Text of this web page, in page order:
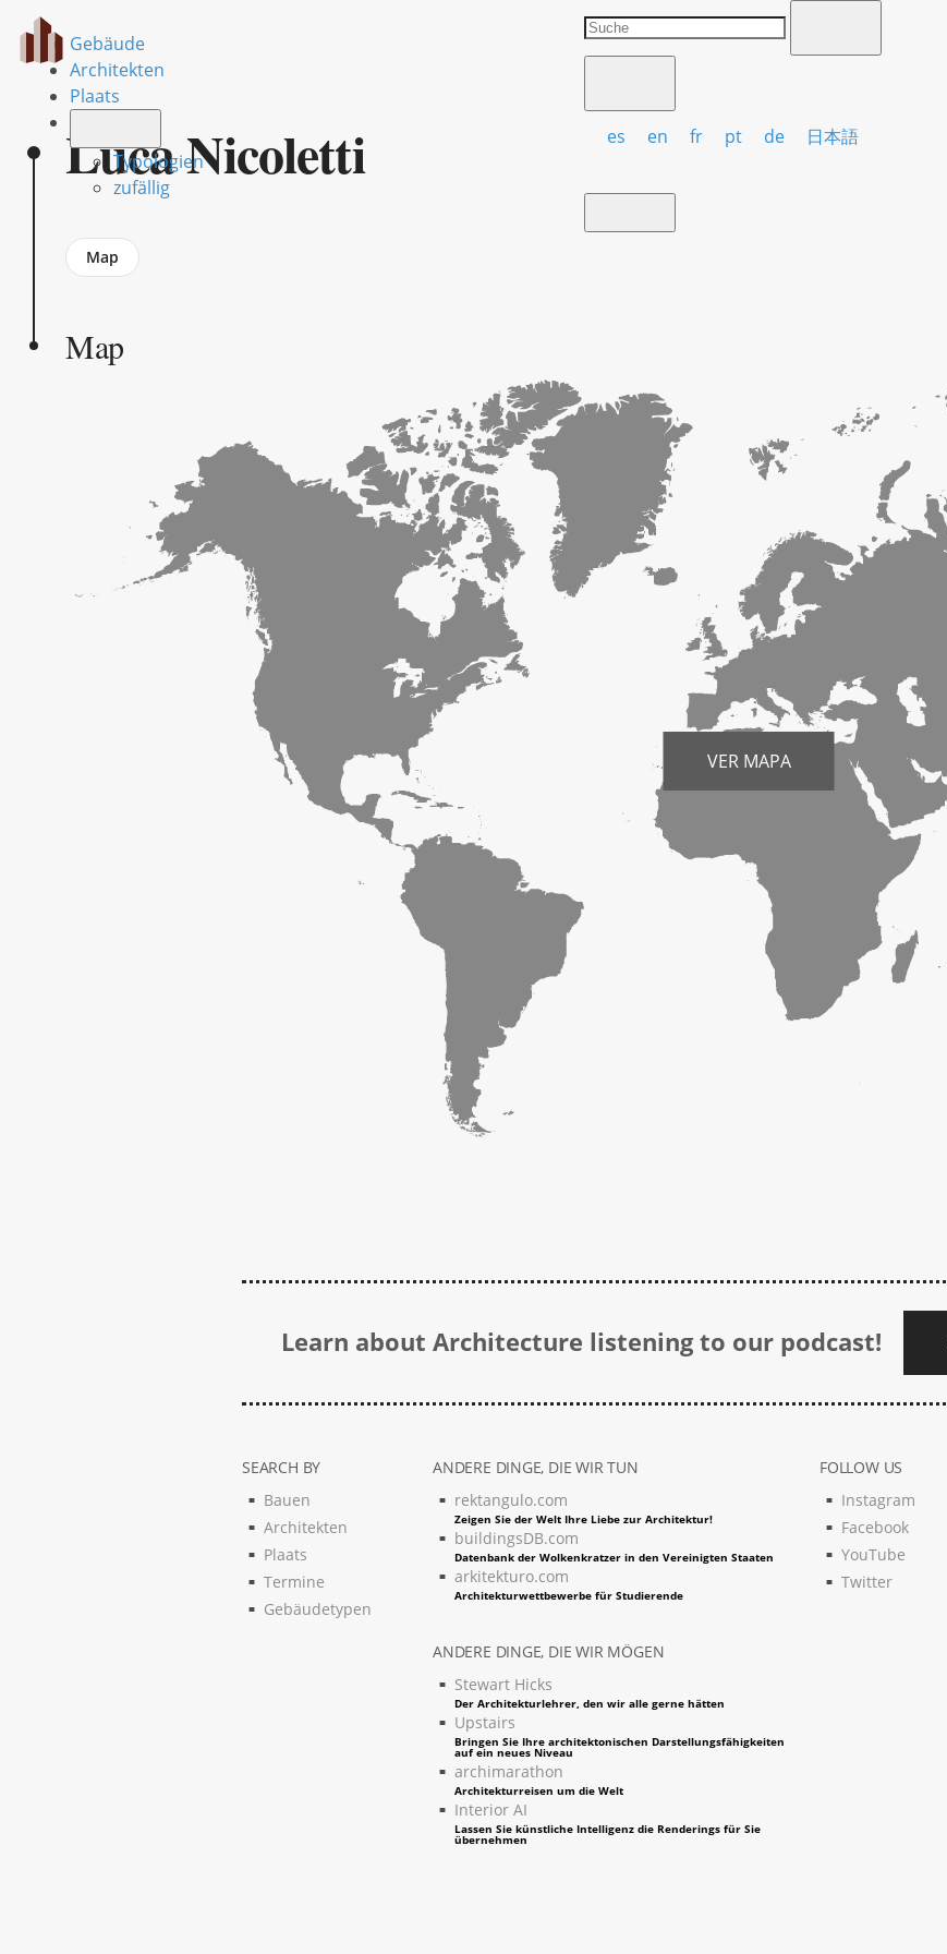
Gebäude
Architekten
Plaats
Typologien
zufällig
es en fr pt de 日本語
Luca Nicoletti
Jump
to
Map
Map
VER MAPA
Learn about Architecture listening to our podcast!
SEARCH BY
Bauen
Architekten
Plaats
Termine
Gebäudetypen
ANDERE DINGE, DIE WIR TUN
rektangulo.com
Zeigen Sie der Welt Ihre Liebe zur Architektur!
buildingsDB.com
Datenbank der Wolkenkratzer in den Vereinigten Staaten
arkitekturo.com
Architekturwettbewerbe für Studierende
ANDERE DINGE, DIE WIR MÖGEN
Stewart Hicks
Der Architekturlehrer, den wir alle gerne hätten
Upstairs
Bringen Sie Ihre architektonischen Darstellungsfähigkeiten
auf ein neues Niveau
archimarathon
Architekturreisen um die Welt
Interior AI
Lassen Sie künstliche Intelligenz die Renderings für Sie
übernehmen
FOLLOW US
Instagram
Facebook
YouTube
Twitter